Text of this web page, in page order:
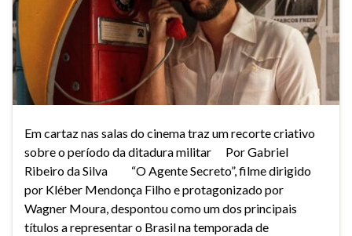
Em cartaz nas salas do cinema traz um recorte criativo
sobre o período da ditadura militar Por Gabriel
Ribeiro da Silva “O Agente Secreto”, filme dirigido
por Kléber Mendonça Filho e protagonizado por
Wagner Moura, despontou como um dos principais
títulos a representar o Brasil na temporada de